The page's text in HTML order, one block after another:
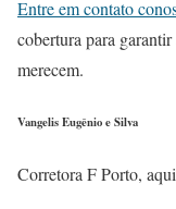
Entre em contato
cobertura para
merecem.
Vangelis Eugênio e Silva
Corretora F Porto,